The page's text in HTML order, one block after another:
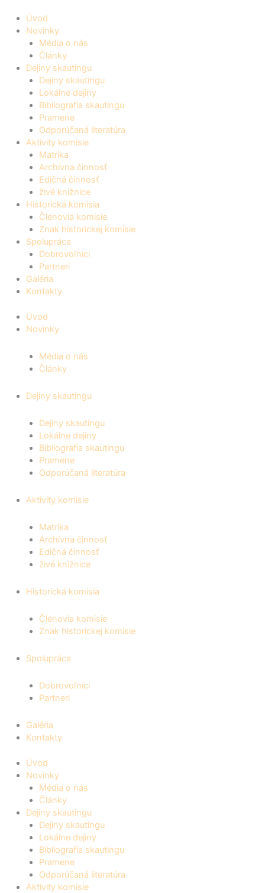
Úvod
Novinky
Média o nás
Články
Dejiny skautingu
Dejiny skautingu
Lokálne dejiny
Bibliografia skautingu
Pramene
Odporúčaná literatúra
Aktivity komisie
Matrika
Archívna činnosť
Edičná činnosť
živé knižnice
Historická komisia
Členovia komisie
Znak historickej komisie
Spolupráca
Dobrovoľníci
Partneri
Galéria
Kontakty
Úvod
Novinky
Média o nás
Články
Dejiny skautingu
Dejiny skautingu
Lokálne dejiny
Bibliografia skautingu
Pramene
Odporúčaná literatúra
Aktivity komisie
Matrika
Archívna činnosť
Edičná činnosť
živé knižnice
Historická komisia
Členovia komisie
Znak historickej komisie
Spolupráca
Dobrovoľníci
Partneri
Galéria
Kontakty
Úvod
Novinky
Média o nás
Články
Dejiny skautingu
Dejiny skautingu
Lokálne dejiny
Bibliografia skautingu
Pramene
Odporúčaná literatúra
Aktivity komisie